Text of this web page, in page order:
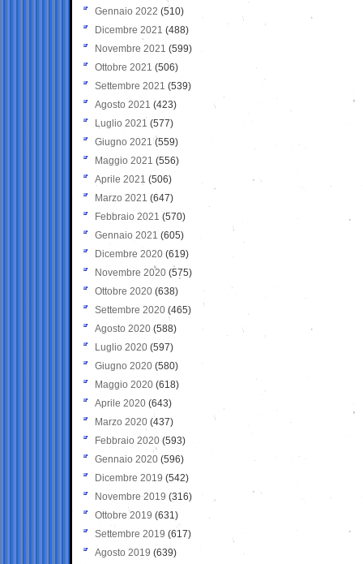
Gennaio 2022 (510)
Dicembre 2021 (488)
Novembre 2021 (599)
Ottobre 2021 (506)
Settembre 2021 (539)
Agosto 2021 (423)
Luglio 2021 (577)
Giugno 2021(559)
Maggio 2021 (556)
Aprile 2021 (506)
Marzo 2021 (647)
Febbraio 2021 (570)
Gennaio 2021 (605)
Dicembre 2020 (619)
Novembre 2020 (575)
Ottobre 2020 (638)
Settembre 2020(465)
Agosto 2020 (588)
Luglio 2020 (597)
Giugno 2020 (580)
Maggio 2020 (618)
Aprile 2020 (643)
Marzo 2020 (437)
Febbraio 2020 (593)
Gennaio 2020 (596)
Dicembre 2019 (542)
Novembre 2019 (316)
Ottobre 2019 (631)
Settembre 2019 (617)
Agosto 2019 (639)